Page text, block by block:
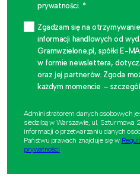
prywatności. *
Zgadzam się na
informacji handlowych od
Gramwzielone.pl, spółki E-
w formie newslettera,
oraz jej partnerów. Zgoda
każdym momencie –
Administratorem danych osobowych
siedzibą w Warszawie, ul.
informacji o przetwarzaniu danych
Państwu prawach znajduje się w
prywatności.